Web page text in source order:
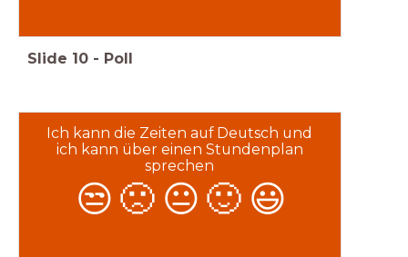
Slide 10 - Poll
Ich kann die Zeiten auf Deutsch und
ich kann über einen Stundenplan
sprechen
😒 🙁 😐 🙂 😃